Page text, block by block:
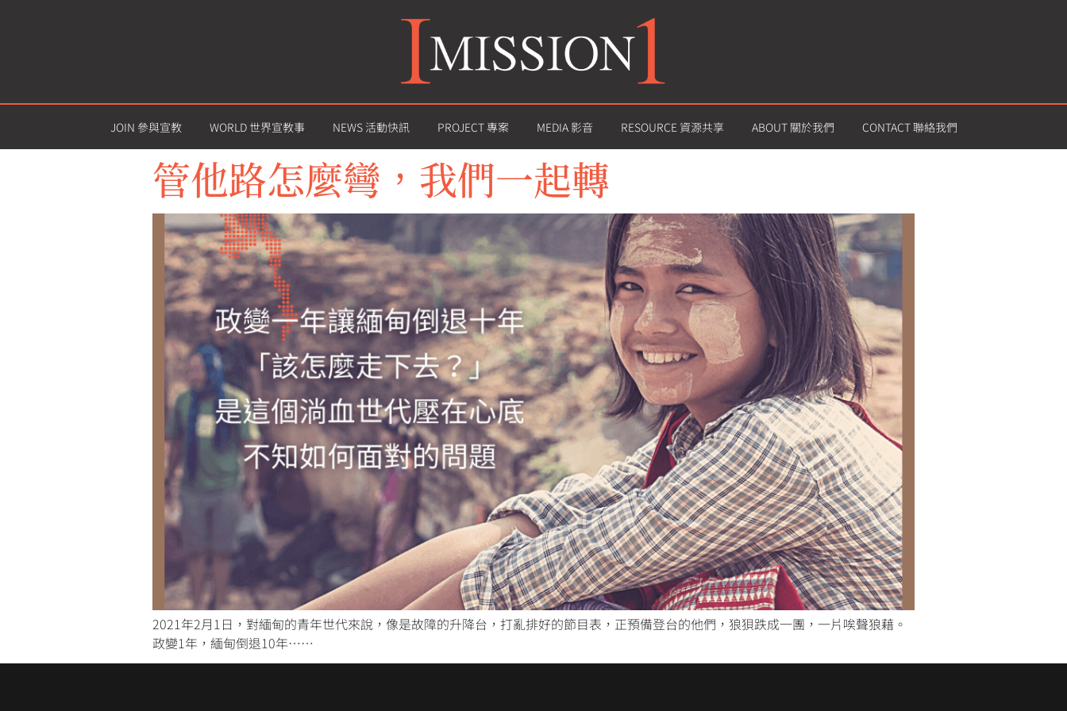
JOIN 參與宣教 WORLD 世界宣教事 NEWS 活動快訊 PROJECT 專案 MEDIA 影音 RESOURCE 資源共享 ABOUT 關於我們 CONTACT 聯絡我們
管他路怎麼彎，我們一起轉
2021年2月1日，對緬甸的青年世代來說，像是故障的升降台，打亂排好的節目表，正預備登台的他們，狼狽跌成一團，一片唉聲狼藉。
政變1年，緬甸倒退10年……